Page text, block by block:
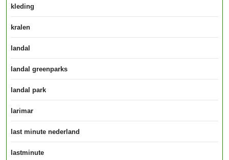
kleding
kralen
landal
landal greenparks
landal park
larimar
last minute nederland
lastminute